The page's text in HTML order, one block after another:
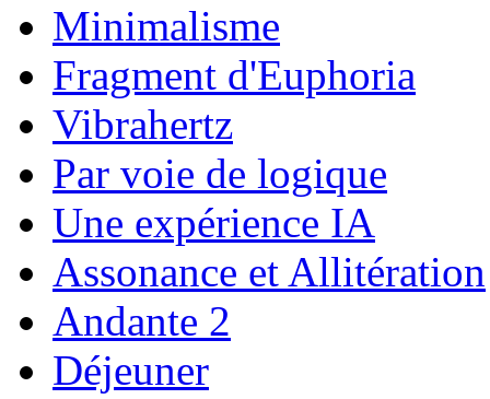
Minimalisme
Fragment d'Euphoria
Vibrahertz
Par voie de logique
Une expérience IA
Assonance et Allitération
Andante 2
Déjeuner